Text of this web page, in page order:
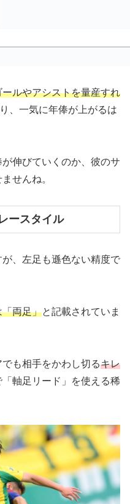
ールやアシストを量産すれ
、一気に年俸が上がるは
伸びていくのか、彼のサ
せんね。
ースタイル
が、左足も遜色ない精度で
「両足」と記載されていま
も相手をかわし切るキレ
「軸足リード」を使える稀